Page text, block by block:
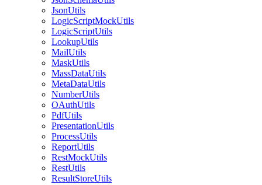
JsonUtils
LogicScriptMockUtils
LogicScriptUtils
LookupUtils
MailUtils
MaskUtils
MassDataUtils
MetaDataUtils
NumberUtils
OAuthUtils
PdfUtils
PresentationUtils
ProcessUtils
ReportUtils
RestMockUtils
RestUtils
ResultStoreUtils